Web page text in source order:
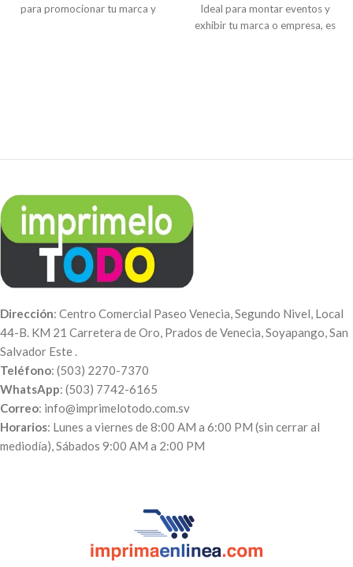
para promocionar tu marca y
$113.00$80.00
Ideal para montar eventos y
exhibir tu marca o empresa, es
personalizada del banner y la
evento. Es fácil de montar. Haz la
Dirección: Centro Comercial Paseo Venecia, Segundo Nivel, Local
44-B. KM 21 Carretera de Oro, Prados de Venecia, Soyapango, San
Salvador Este .
Teléfono: (503) 2270-7370
WhatsApp: (503) 7742-6165
Correo: info@imprimelotodo.com.sv
Horarios: Lunes a viernes de 8:00 AM a 6:00 PM (sin cerrar al
mediodía), Sábados 9:00 AM a 2:00 PM